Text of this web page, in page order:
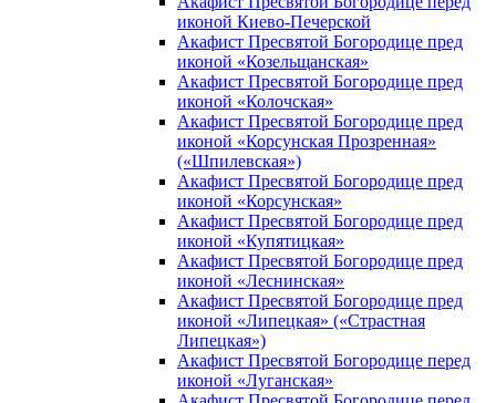
иконой Киево-Печерской
Акафист Пресвятой Богородице пред
иконой «Козельщанская»
Акафист Пресвятой Богородице пред
иконой «Колочская»
Акафист Пресвятой Богородице пред
иконой «Корсунская Прозренная»
(«Шпилевская»)
Акафист Пресвятой Богородице пред
иконой «Корсунская»
Акафист Пресвятой Богородице пред
иконой «Купятицкая»
Акафист Пресвятой Богородице пред
иконой «Леснинская»
Акафист Пресвятой Богородице пред
иконой «Липецкая» («Страстная
Липецкая»)
Акафист Пресвятой Богородице перед
иконой «Луганская»